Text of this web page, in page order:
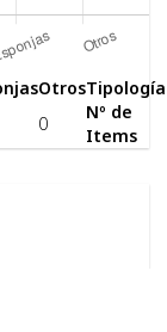
OtrosTipología
0
Nº de
Items